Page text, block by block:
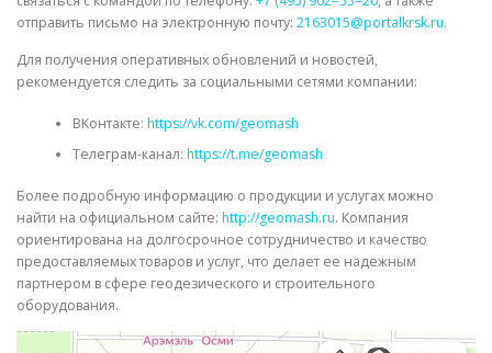
отправить письмо на электронную почту: 2163015@portalkrsk.ru.
Для получения оперативных обновлений и новостей,
рекомендуется следить за социальными сетями компании:
ВКонтакте: https://vk.com/geomash
Телеграм-канал: https://t.me/geomash
Более подробную информацию о продукции и услугах можно
найти на официальном сайте: http://geomash.ru. Компания
ориентирована на долгосрочное сотрудничество и качество
предоставляемых товаров и услуг, что делает ее надежным
партнером в сфере геодезического и строительного
оборудования.